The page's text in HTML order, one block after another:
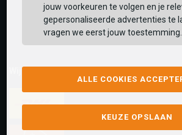
Wij versturen met:
jouw voorkeuren te volgen en je
gepersonaliseerde advertenties te
vragen we eerst jouw toestemming.
ALLE COOKIES
KEUZE OPSLAAN